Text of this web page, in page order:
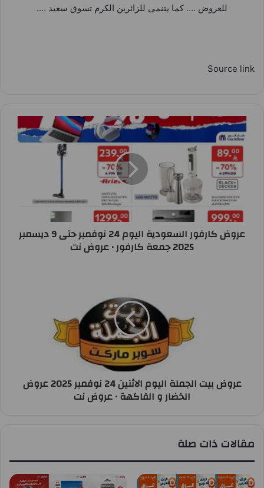
للعروض …. كما يتنمى للزائرين الكرم تسوق سعيد ….
Source link
عروض كارفور السعودية اليوم 24 نوفمبر حتى 9 ديسمبر
2025 جمعة كارفور • عروض نت
عروض بيت الجملة اليوم الاثنين 24 نوفمبر 2025 عروض
الخضار و الفاكهة • عروض نت
مقالات ذات صلة